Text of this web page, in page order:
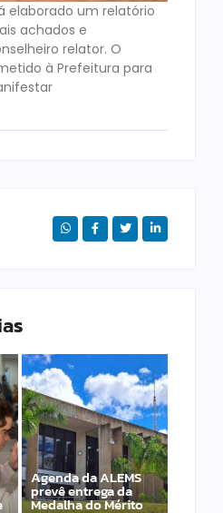
elaborado um relatório
achados e
relator. O
à Prefeitura para
Agenda da ALEMS
prevê entrega da
Medalha do Mérito